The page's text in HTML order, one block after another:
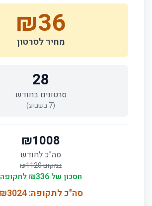
₪36
מחיר לסרטון
28
סרטונים בחודש
(
7בשבוע)
₪1008
סה"כ לחודש
במקום ₪1120
חסכון של ₪336 לתקופה
סה"כ לתקופה: ₪3024